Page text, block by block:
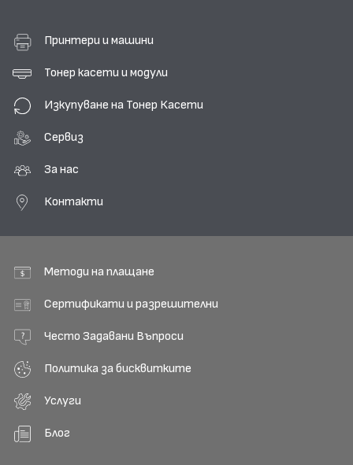
Принтери и машини
Тонер касети и модули
Изкупуване на Тонер Касети
Сервиз
За нас
Контакти
Методи на плащане
Сертификати и разрешителни
Често Задавани Въпроси
Политика за бисквитките
Услуги
Блог